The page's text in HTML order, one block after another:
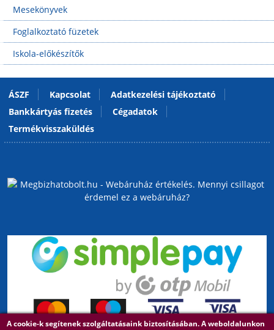
Mesekönyvek
Foglalkoztató füzetek
Iskola-előkészítők
ÁSZF Kapcsolat
Adatkezelési tájékoztató
Bankkártyás fizetés
Cégadatok
Termékvisszaküldés
A cookie-k segítenek szolgáltatásaink biztosításában. A weboldalunkon